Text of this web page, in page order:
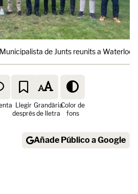
de Junts reunits a Waterloo
Llegir
després
Grandària
de lletra
Color de
fons
Añade Público a Google